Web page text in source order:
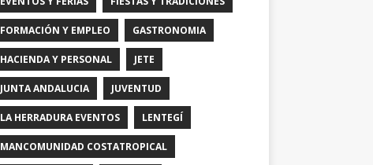
FORMACIÓN Y EMPLEO GASTRONOMIA
HACIENDA Y PERSONAL JETE
JUNTA ANDALUCIA JUVENTUD
LA HERRADURA EVENTOS LENTEGÍ
MANCOMUNIDAD COSTATROPICAL